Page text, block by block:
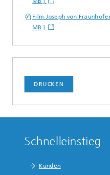
Film Joseph von
MB ]
DRUCKEN
Schnelleinstieg
Kunden